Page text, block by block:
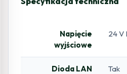
Napięcie
wyjściowe
24 V
Dioda LAN
Tak